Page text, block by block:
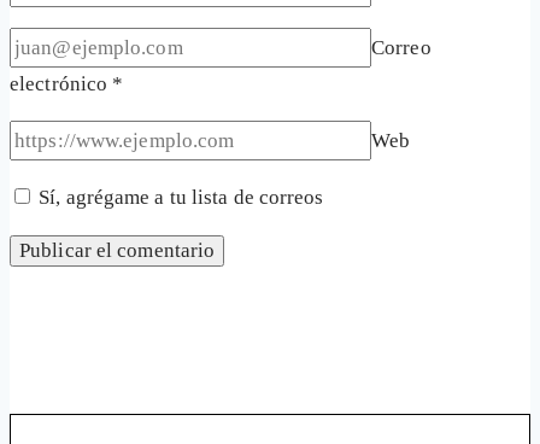
Correo
electrónico *
Web
Sí, agrégame a tu lista de correos